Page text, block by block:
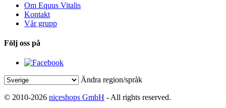
Om Equus Vitalis
Kontakt
Vår grupp
Följ oss på
Ändra region/språk
© 2010-2026 niceshops GmbH - All rights reserved.